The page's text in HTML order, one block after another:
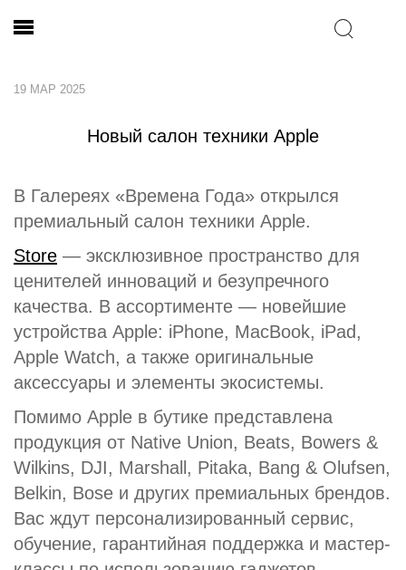
19 МАР 2025
Новый салон техники Apple
В Галереях «Времена Года» открылся
премиальный салон техники Apple.
Store — эксклюзивное пространство для
ценителей инноваций и безупречного
качества. В ассортименте — новейшие
устройства Apple: iPhone, MacBook, iPad,
Apple Watch, а также оригинальные
аксессуары и элементы экосистемы.
Помимо Apple в бутике представлена
продукция от Native Union, Beats, Bowers &
Wilkins, DJI, Marshall, Pitaka, Bang & Olufsen,
Belkin, Bose и других премиальных брендов.
Вас ждут персонализированный сервис,
обучение, гарантийная поддержка и мастер-